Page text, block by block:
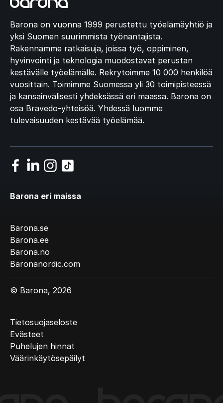
Barona on vuonna 1999 perustettu työelämäyhtiö ja
yksi Suomen suurimmista työnantajista.
Rakennamme ratkaisuja, joissa työ, oppiminen,
hyvinvointi ja teknologia muodostavat perustan
kestävälle työelämälle. Rekrytoimme 10 000 henkilöä
vuosittain. Toimimme Suomessa yli 30 toimipisteessä
ja kansainvälisesti yhdeksässä eri maassa. Barona on
osa Bravedo-yhteisöä. Yhdessä luomme
tulevaisuuden kestävää työelämää.
Barona eri maissa
Barona.se
Barona.ee
Barona.no
Baronanordic.com
© Barona, 2026
Tietosuojaseloste
Evästeet
Puhelujen hinnat
Väärinkäytösepäilyt